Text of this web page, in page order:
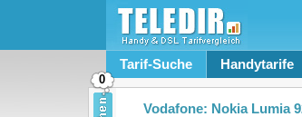
Tarif-Suche Handytarife
Vodafone: Nokia Lumia
0